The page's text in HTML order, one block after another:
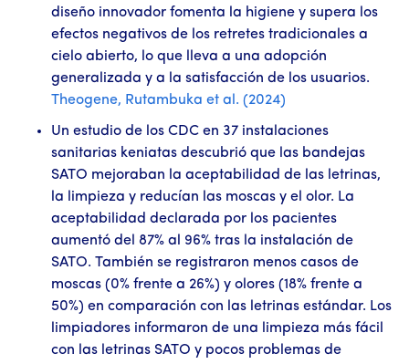
diseño innovador fomenta la higiene y supera los
efectos negativos de los retretes tradicionales a
cielo abierto, lo que lleva a una adopción
generalizada y a la satisfacción de los usuarios.
Theogene, Rutambuka et al. (2024)
Un estudio de los CDC en 37 instalaciones
sanitarias keniatas descubrió que las bandejas
SATO mejoraban la aceptabilidad de las letrinas,
la limpieza y reducían las moscas y el olor. La
aceptabilidad declarada por los pacientes
aumentó del 87% al 96% tras la instalación de
SATO. También se registraron menos casos de
moscas (0% frente a 26%) y olores (18% frente a
50%) en comparación con las letrinas estándar. Los
limpiadores informaron de una limpieza más fácil
con las letrinas SATO y pocos problemas de